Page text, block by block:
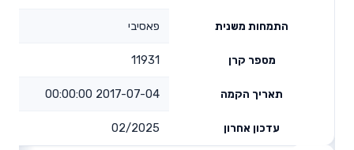
התמחות משנית פאסיבי
מספר קרן 11931
תאריך הקמה 2017-07-04 00:00:00
עדכון אחרון 02/2025